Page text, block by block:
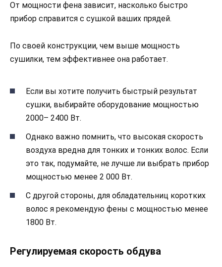
От мощности фена зависит, насколько быстро
прибор справится с сушкой ваших прядей.
По своей конструкции, чем выше мощность
сушилки, тем эффективнее она работает.
Если вы хотите получить быстрый результат
сушки, выбирайте оборудование мощностью
2000– 2400 Вт.
Однако важно помнить, что высокая скорость
воздуха вредна для тонких и тонких волос. Если
это так, подумайте, не лучше ли выбрать прибор
мощностью менее 2 000 Вт.
С другой стороны, для обладательниц коротких
волос я рекомендую фены с мощностью менее
1800 Вт.
Регулируемая скорость обдува